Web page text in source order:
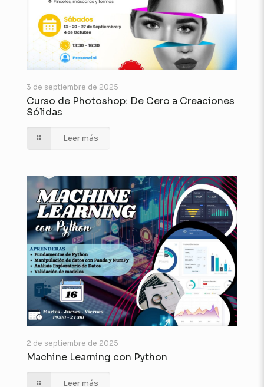
3 de septiembre de 2025
Curso de Photoshop: De Cero a Creaciones
Sólidas
Leer más
2 de septiembre de 2025
Machine Learning con Python
Leer más